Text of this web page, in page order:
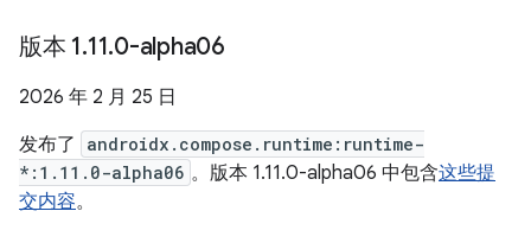
版本 1.11.0-alpha06
2026 年 2 月 25 日
发布了
androidx.compose.runtime:runtime-
*:1.11.0-alpha06 。版本 1.11.0-alpha06 中包含这些提
交内容。